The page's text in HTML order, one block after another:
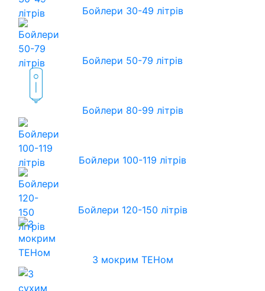
Бойлери 30-49 літрів
Бойлери 50-79 літрів
Бойлери 80-99 літрів
Бойлери 100-119 літрів
Бойлери 120-150 літрів
З мокрим ТЕНом